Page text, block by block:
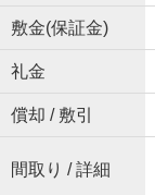
敷金(保証金)
礼金
償却 / 敷引
間取り / 詳細